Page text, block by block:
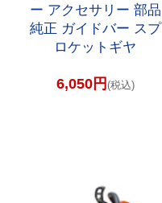
ー アクセサリー 部品
純正 ガイドバー スプ
ロケットギヤ
6,050円 (税込)